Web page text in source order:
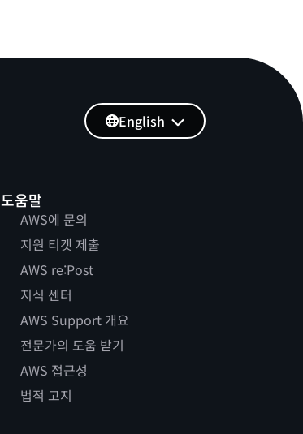
도움말
AWS에 문의
지원 티켓 제출
AWS re:Post
지식 센터
AWS Support 개요
전문가의 도움 받기
AWS 접근성
법적 고지
English